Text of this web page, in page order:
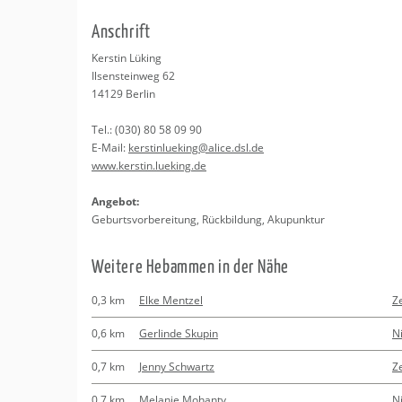
Beratung
Kurse
Regionale Tipps
An­schrift
Kers­tin Lüking
Il­sen­stein­weg 62
14129 Ber­lin
Tel.:(030) 80 58 09 90
E-Mail: kerstin­lu­e­king@​alice.​dsl.​de
www.​kerstin.​lueking.​de
An­ge­bot:
Ge­burts­vor­be­rei­tung, Rück­bil­dung, Aku­punk­tur
Wei­te­re Heb­am­men in der Nähe
0,3 km Elke Mentzel
0,6 km Gerlinde Skupin
0,7 km Jenny Schwartz